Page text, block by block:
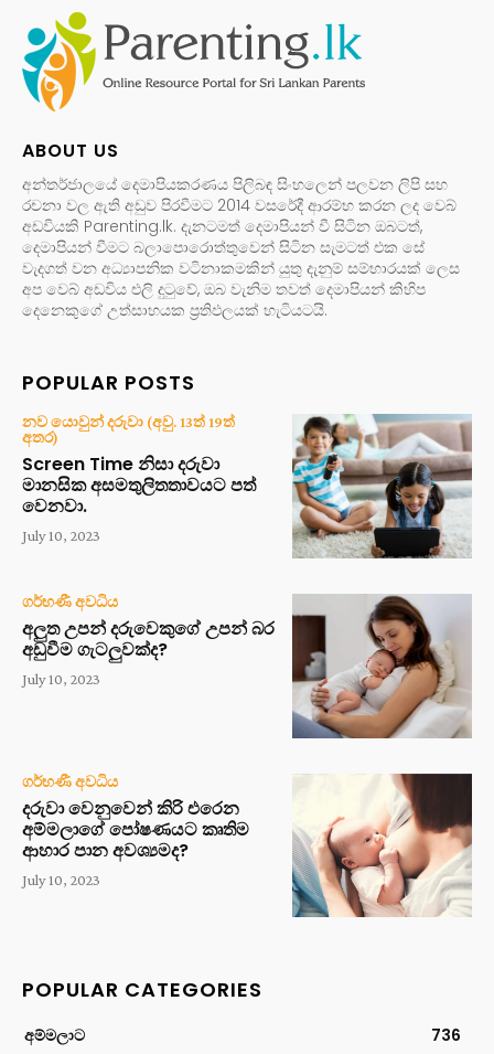
ABOUT US
අන්තර්ජාලයේ දෙමාපියකරණය පිලිබඳ සිංහලෙන් පලවන ලිපි සහ
රචනා වල ඇති අඩුව පිරවීමට 2014 වසරේදී ආරම්භ කරන ලද වෙබ්
අඩවියකි Parenting.lk. දැනටමත් දෙමාපියන් වී සිටින ඔබටත්,
දෙමාපියන් වීමට බලාපොරොත්තුවෙන් සිටින සැමටත් එක සේ
වැදගත් වන අධ්‍යාපනික වටිනාකමකින් යුතු දැනුම් සම්භාරයක් ලෙස
අප වෙබ් අඩවිය එලි දුටුවේ, ඔබ වැනිම තවත් දෙමාපියන් කිහිප
දෙනෙකුගේ උත්සාහයක ප්‍රතිඵලයක් හැටියටයි.
POPULAR POSTS
නව යොවුන් දරුවා (අවු. 13ත් 19ත්
අතර)
Screen Time නිසා දරුවා
මානසික අසමතුලිතතාවයට පත්
වෙනවා.
July 10, 2023
ගර්භණී අවධිය
අලුත උපන් දරුවෙකුගේ උපන් බර
අඩුවීම ගැටලුවක්ද?
July 10, 2023
ගර්භණී අවධිය
දරුවා වෙනුවෙන් කිරි එරෙන
අම්මලාගේ පෝෂණයට කෘතිම
ආහාර පාන අවශ්‍යමද?
July 10, 2023
POPULAR CATEGORIES
අම්මලාට
736